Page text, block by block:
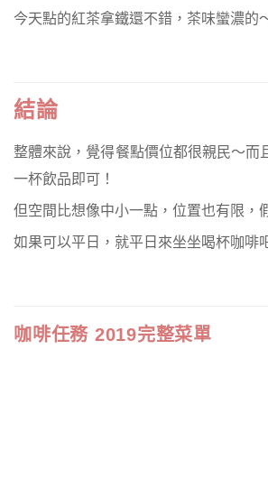
今天點的紅茶拿鐵還不錯，茶味蠻濃的
結論
整體來說，覺得餐點價位都很親民～而
一杯飲品即可！
但空間比想像中小一點，位置也有限，
如果可以平日，就平日來坐坐喝杯咖啡
咖啡任務 2019完整菜單